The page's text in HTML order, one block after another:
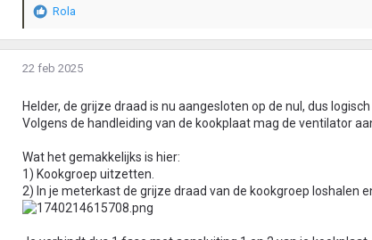
W
a
r
e
r
i
g
e
n
:
Rola
22 feb 2025
Helder, de grijze draad is nu aangesloten op de nul, dus
Volgens de handleiding van de kookplaat mag de ventilator
Wat het gemakkelijks is hier:
1) Kookgroep uitzetten.
2) In je meterkast de grijze draad van de kookgroep loshalen